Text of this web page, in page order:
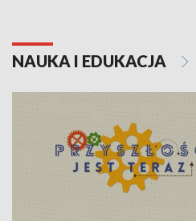
NAUKA I EDUKACJA